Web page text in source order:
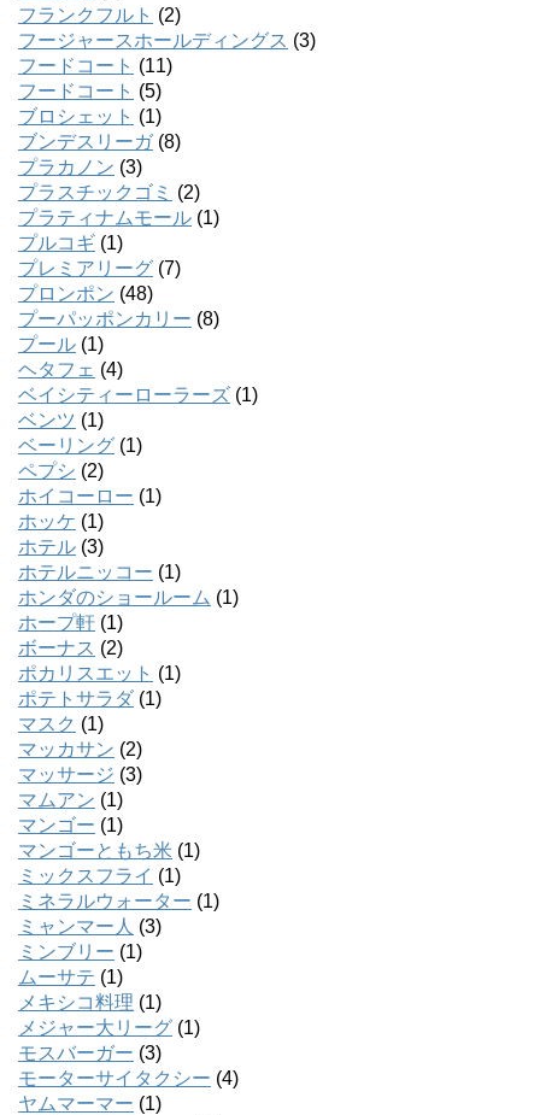
フランクフルト (2)
フージャースホールディングス (3)
フードコート (11)
フードコート (5)
ブロシェット (1)
ブンデスリーガ(8)
プラカノン (3)
プラスチックゴミ (2)
プラティナムモール (1)
プルコギ (1)
プレミアリーグ (7)
プロンポン (48)
プーパッポンカリー (8)
プール (1)
ヘタフェ (4)
ベイシティーローラーズ (1)
ベンツ (1)
ベーリング (1)
ペプシ (2)
ホイコーロー (1)
ホッケ (1)
ホテル (3)
ホテルニッコー (1)
ホンダのショールーム (1)
ホープ軒 (1)
ボーナス (2)
ポカリスエット (1)
ポテトサラダ (1)
マスク (1)
マッカサン (2)
マッサージ (3)
マムアン (1)
マンゴー (1)
マンゴーともち米 (1)
ミックスフライ (1)
ミネラルウォーター (1)
ミャンマー人 (3)
ミンブリー (1)
ムーサテ (1)
メキシコ料理 (1)
メジャー大リーグ (1)
モスバーガー (3)
モーターサイタクシー (4)
ヤムマーマー (1)